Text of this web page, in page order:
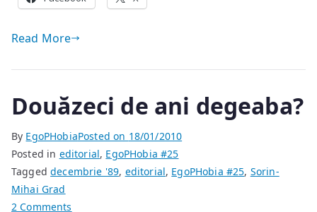
Read More
Douăzeci de ani degeaba?
By EgoPHobiaPosted on 18/01/2010
Posted in editorial, EgoPHobia #25
Taggeddecembrie '89, editorial, EgoPHobia #25, Sorin-
Mihai Grad
2 Comments